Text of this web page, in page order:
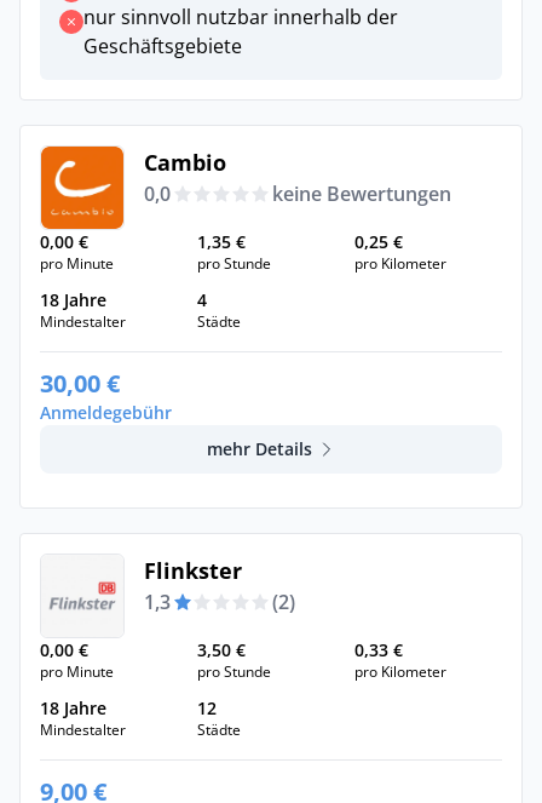
nur sinnvoll nutzbar innerhalb der
Geschäftsgebiete
Cambio
0,0 keine Bewertungen
0,00 €
pro Minute
1,35 €
pro Stunde
0,25 €
pro Kilometer
18 Jahre
Mindestalter
4
Städte
30,00 €
Anmeldegebühr
mehr Details
Flinkster
1,3 (2)
0,00 €
pro Minute
3,50 €
pro Stunde
0,33 €
pro Kilometer
18 Jahre
Mindestalter
12
Städte
9,00 €